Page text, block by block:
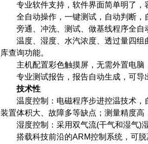
专业软件支持，软件界面简单明了，
全自动操作，一键测试，自动判断，
旁通、冲洗、测试、做基线程序全自
温度、湿度、水汽浓度、透过量四组
库查询功能。
主机配置彩色触摸屏，无需外置电脑
专业测试报告，报告自动生成，可导
技术性
温度控制：电磁程序步进控温技术，
装置体积大、故障多等缺点；测量精度高
湿度控制：采用双气流(干气和湿气)湿
搭载科技前沿的ARM控制系统，可脱